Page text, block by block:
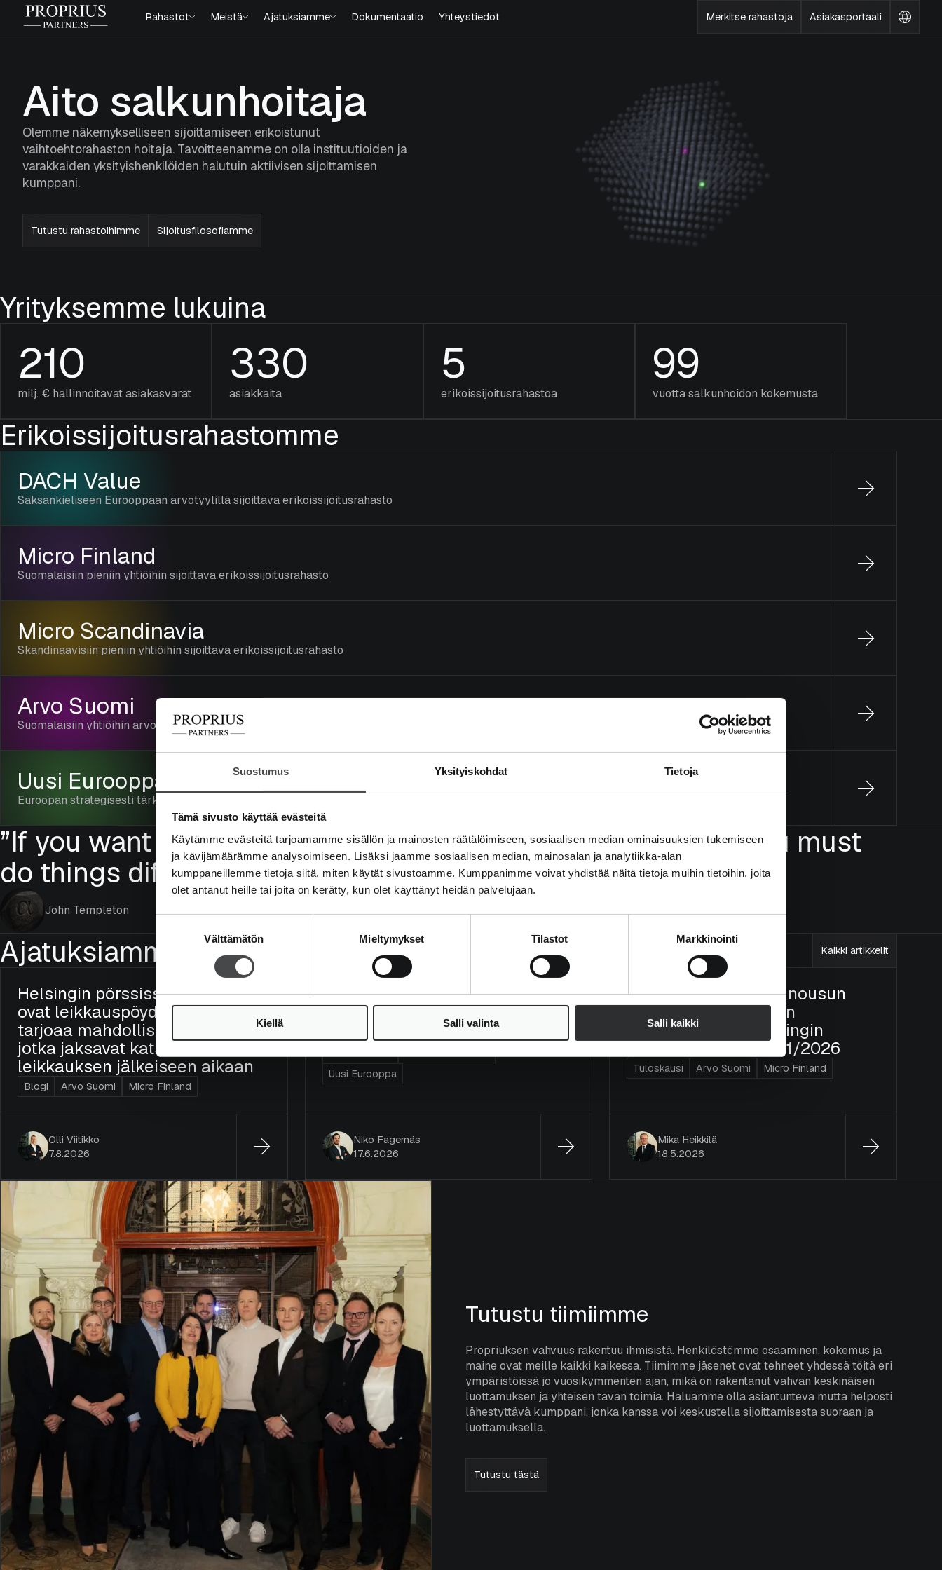
Suostumus Yksityiskohdat Tietoja
Tämä sivusto käyttää evästeitä
Käytämme evästeitä tarjoamamme sisällön ja mainosten räätälöimiseen, sosiaalisen median ominaisuuksien tukemiseen
ja kävijämäärämme analysoimiseen. Lisäksi jaamme sosiaalisen median, mainosalan ja analytiikka-alan
kumppaneillemme tietoja siitä, miten käytät sivustoamme. Kumppanimme voivat yhdistää näitä tietoja muihin tietoihin, joita
olet antanut heille tai joita on kerätty, kun olet käyttänyt heidän palvelujaan.
Välttämätön Mieltymykset Tilastot Markkinointi
Kiellä Salli valinta Salli kaikki
Siirry
sisältöön
Proprius
Partners
Rahastot Meistä Ajatuksiamme Dokumentaatio Yhteystiedot Merkitse rahastoja Asiakasportaali Vaihda
Aito salkunhoitaja
Olemme näkemykselliseen sijoittamiseen erikoistunut
vaihtoehtorahaston hoitaja. Tavoitteenamme on olla instituutioiden ja
varakkaiden yksityishenkilöiden halutuin aktiivisen sijoittamisen
kumppani.
Tutustu rahastoihimme Sijoitusfilosofiamme
Yrityksemme lukuina
210
milj. € hallinnoitavat asiakasvarat
330
asiakkaita
5
erikoissijoitusrahastoa
99
vuotta salkunhoidon kokemusta
Erikoissijoitus­rahastomme
DACH Value
Saksankieliseen Eurooppaan arvotyylillä sijoittava erikoissijoitusrahasto
Micro Finland
Suomalaisiin pieniin yhtiöihin sijoittava erikoissijoitusrahasto
Micro Scandinavia
Skandinaavisiin pieniin yhtiöihin sijoittava erikoissijoitusrahasto
Arvo Suomi
Suomalaisiin yhtiöihin arvotyylillä sijoittava erikoissijoitusrahasto
Uusi Eurooppa
Euroopan strategisesti tärkeisiin yhtiöihin sijoittava erikoissijoitusrahasto
”If you want to have a better performance than the crowd, you must
do things differently from the crowd.”
John Templeton
Ajatuksiamme Kaikki artikkelit
Helsingin pörssissä useat yhtiöt
ovat leikkauspöydällä – tämä
tarjoaa mahdollisuuksia niille,
jotka jaksavat katsoa
leikkauksen jälkeiseen aikaan
Blogi Arvo Suomi Micro Finland
Olli Viitikko
7.8.2026
Markkinakirje XIII – Biljoonien
dollarien fantasia
Uusi Eurooppa
Niko Fagernäs
17.6.2026
Viime vuoden kovan nousun
odotuksia lunastettiin
kunniallisesti – Helsingin
pörssin tuloskausi Q1/2026
Tuloskausi Arvo Suomi Micro Finland
Mika Heikkilä
18.5.2026
Tutustu tiimiimme
Propriuksen vahvuus rakentuu ihmisistä. Henkilöstömme osaaminen, kokemus ja
maine ovat meille kaikki kaikessa. Tiimimme jäsenet ovat tehneet yhdessä töitä eri
ympäristöissä jo vuosikymmenten ajan, mikä on rakentanut vahvan keskinäisen
luottamuksen ja yhteisen tavan toimia. Haluamme olla asiantunteva mutta helposti
lähestyttävä kumppani, jonka kanssa voi keskustella sijoittamisesta suoraan ja
luottamuksella.
Tutustu tästä